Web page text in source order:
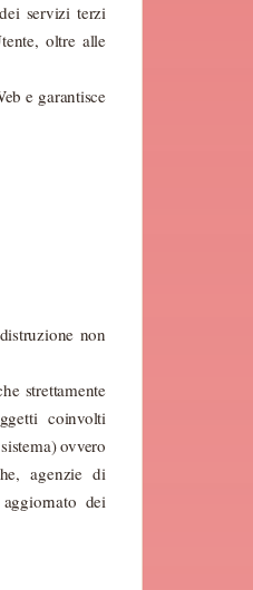
servizi terzi
oltre alle
e garantisce
non
strettamente
coinvolti
ovvero
agenzie di
dei